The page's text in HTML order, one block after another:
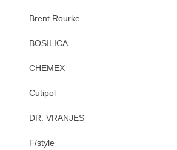
Brent Rourke
BOSILICA
CHEMEX
Cutipol
DR. VRANJES
F/style